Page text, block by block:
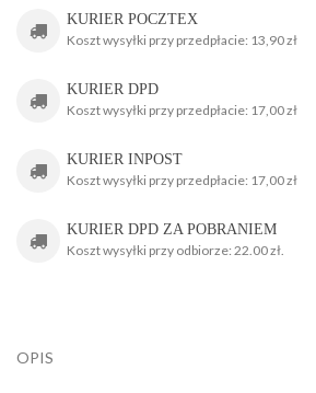
KURIER POCZTEX
Koszt wysyłki przy przedpłacie: 13,90 zł
KURIER DPD
Koszt wysyłki przy przedpłacie: 17,00 zł
KURIER INPOST
Koszt wysyłki przy przedpłacie: 17,00 zł
KURIER DPD ZA POBRANIEM
Koszt wysyłki przy odbiorze: 22.00 zł.
OPIS